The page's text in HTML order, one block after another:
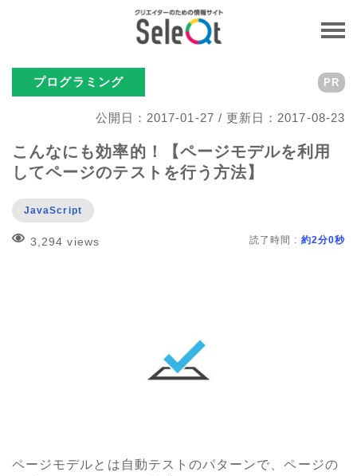
プログラミング
公開日：2017-01-27 / 更新日：2017-08-23
PR
こんなにも効率的！【ページモデルを利用
してページのテストを行う方法】
JavaScript
3,294 views 読了時間 : 約2分0秒
ページモデルとは自動テストのパターンで、ページの